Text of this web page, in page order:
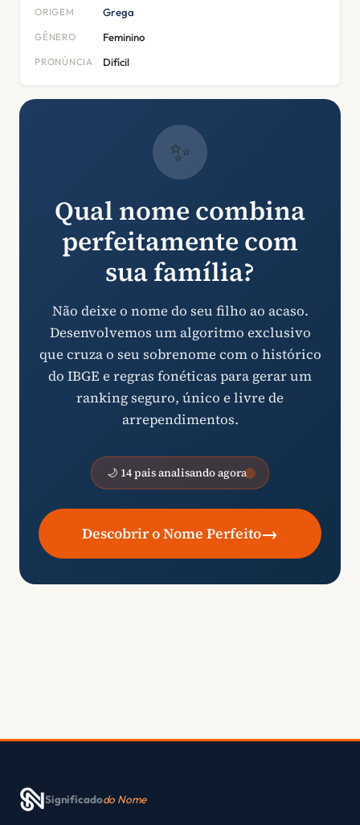
ORIGEM Grega
GÊNERO Feminino
PRONÚNCIA Difícil
✨
Qual nome combina
perfeitamente com
sua família?
Não deixe o nome do seu filho ao acaso.
Desenvolvemos um algoritmo exclusivo
que cruza o seu sobrenome com o histórico
do IBGE e regras fonéticas para gerar um
ranking seguro, único e livre de
arrependimentos.
🌙 14 pais analisando agora
Descobrir o Nome Perfeito→
Significadodo Nome